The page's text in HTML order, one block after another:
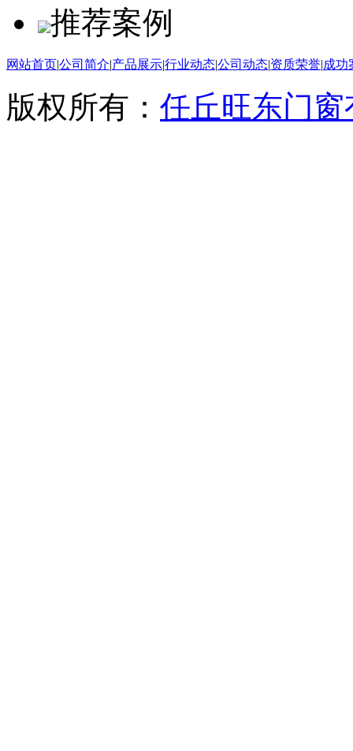
推荐案例
网站首页|公司简介|产品展示|行业动态|公司动态|资质荣誉|成功
版权所有： 任丘旺东门